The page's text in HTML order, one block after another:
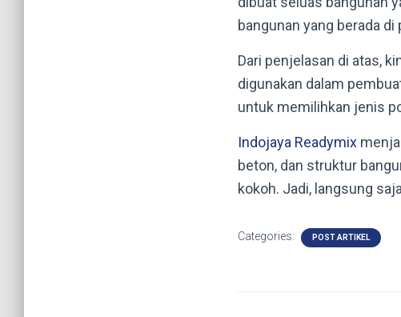
bangunan yang berada
Dari penjelasan di atas,
digunakan dalam
untuk memilihkan jenis
Indojaya Readymix
beton, dan struktur
kokoh. Jadi, langsung
Categories: POST ARTIKEL